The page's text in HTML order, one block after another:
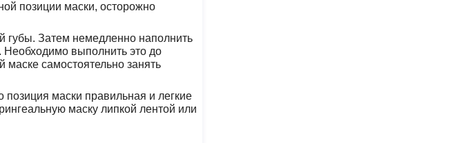
позиции маски, осторожно
губы. Затем немедленно наполнить
Необходимо выполнить это до
маске самостоятельно занять
маски правильная и легкие
маску липкой лентой или